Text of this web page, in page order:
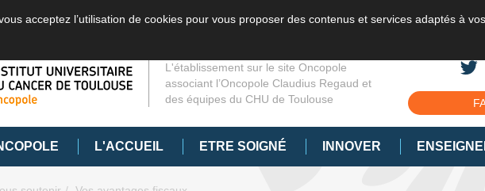
acceptez l’utilisation de cookies pour vous proposer des contenus et services adaptés à vos
L'établissement sur le site Oncopole
associant l’Oncopole Claudius Regaud et
des équipes du CHU de Toulouse
L'ACCUEIL ETRE SOIGNÉ INNOVER